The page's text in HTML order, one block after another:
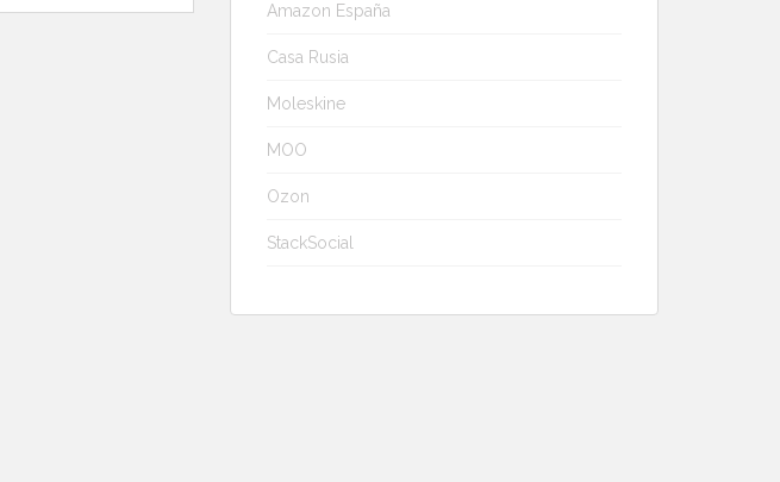
Amazon España
Casa Rusia
Moleskine
MOO
Ozon
StackSocial